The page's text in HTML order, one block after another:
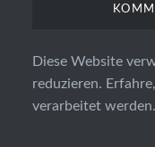
Diese Website
reduzieren.
verarbeitet werden.